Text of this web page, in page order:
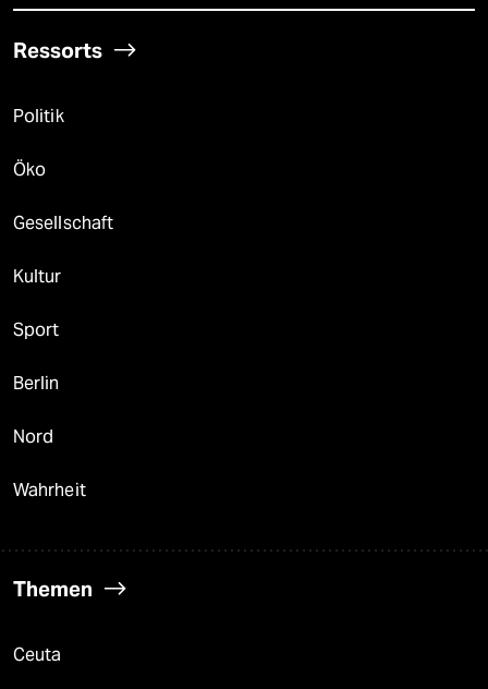
Ressorts
Politik
Öko
Gesellschaft
Kultur
Sport
Berlin
Nord
Wahrheit
Themen
Ceuta